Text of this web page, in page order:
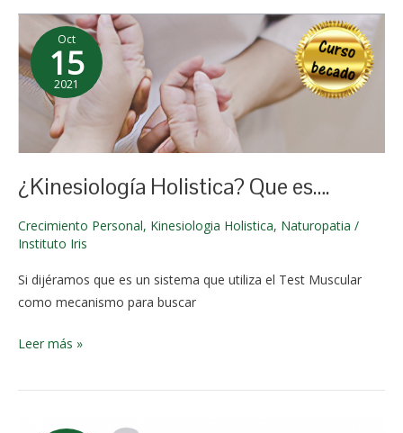
Oct
15
2021
2 de
junio de
2024
¿Kinesiología Holistica? Que es….
Crecimiento Personal, Kinesiologia Holistica, Naturopatia /
Instituto Iris
Si dijéramos que es un sistema que utiliza el Test Muscular
como mecanismo para buscar
¿Kinesiología
Holistica?
Que
es….
Leer más »